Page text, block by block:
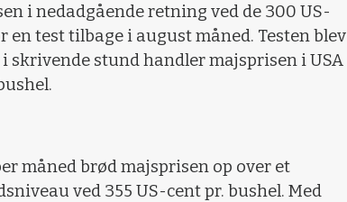
i nedadgående retning ved de 300 US-
en test tilbage i august måned. Testen blev
skrivende stund handler majsprisen i USA
måned brød majsprisen op over et
ved 355 US-cent pr. bushel. Med